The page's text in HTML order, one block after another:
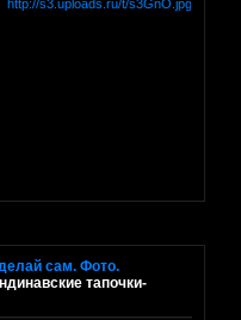
сам. Фото.
тапочки-